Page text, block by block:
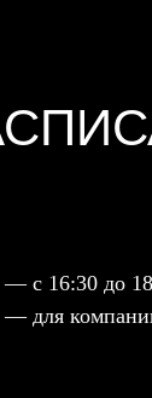
— с 16:30 до
— для